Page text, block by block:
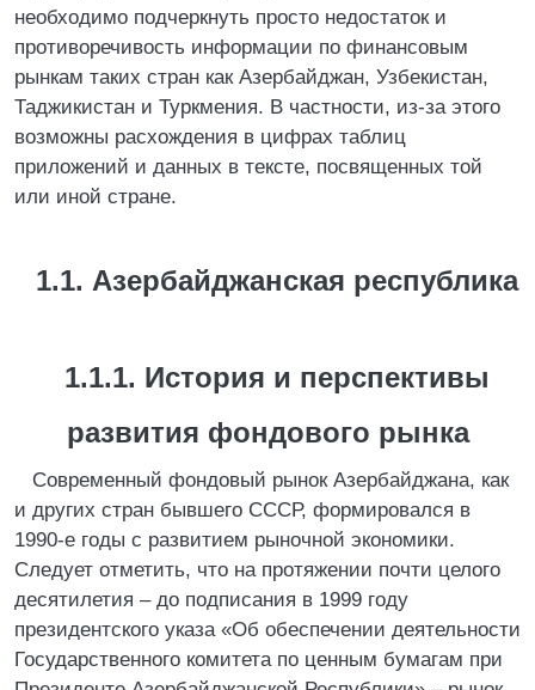
необходимо подчеркнуть просто недостаток и
противоречивость информации по финансовым
рынкам таких стран как Азербайджан, Узбекистан,
Таджикистан и Туркмения. В частности, из-за этого
возможны расхождения в цифрах таблиц
приложений и данных в тексте, посвященных той
или иной стране.
1.1. Азербайджанская республика
1.1.1. История и перспективы
развития фондового рынка
Современный фондовый рынок Азербайджана, как
и других стран бывшего СССР, формировался в
1990-е годы с развитием рыночной экономики.
Следует отметить, что на протяжении почти целого
десятилетия – до подписания в 1999 году
президентского указа «Об обеспечении деятельности
Государственного комитета по ценным бумагам при